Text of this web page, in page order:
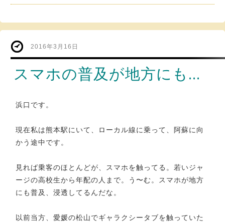
2016年3月16日
スマホの普及が地方にも…
浜口です。
現在私は熊本駅にいて、ローカル線に乗って、阿蘇に向
かう途中です。
見れば乗客のほとんどが、スマホを触ってる。若いジャ
ージの高校生から年配の人まで。う〜む。スマホが地方
にも普及、浸透してるんだな。
以前当方、愛媛の松山でギャラクシータブを触っていた